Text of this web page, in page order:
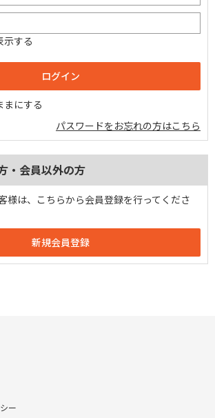
示する
まにする
パスワードをお忘れの方はこちら
・会員以外の方
様は、こちらから会員登録を行ってくださ
ー